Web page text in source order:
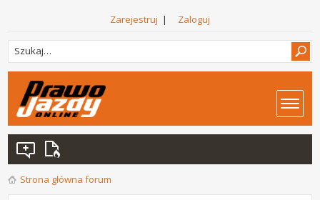
Zarejestruj | Zaloguj
Strona główna forum